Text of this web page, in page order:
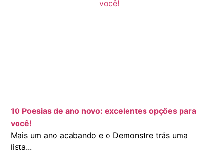
10 Poesias de ano novo: excelentes opções para
você!
Mais um ano acabando e o Demonstre trás uma
lista...